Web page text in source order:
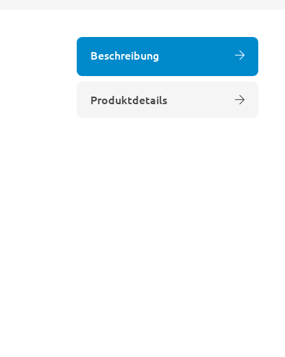
Beschreibung
Produktdetails